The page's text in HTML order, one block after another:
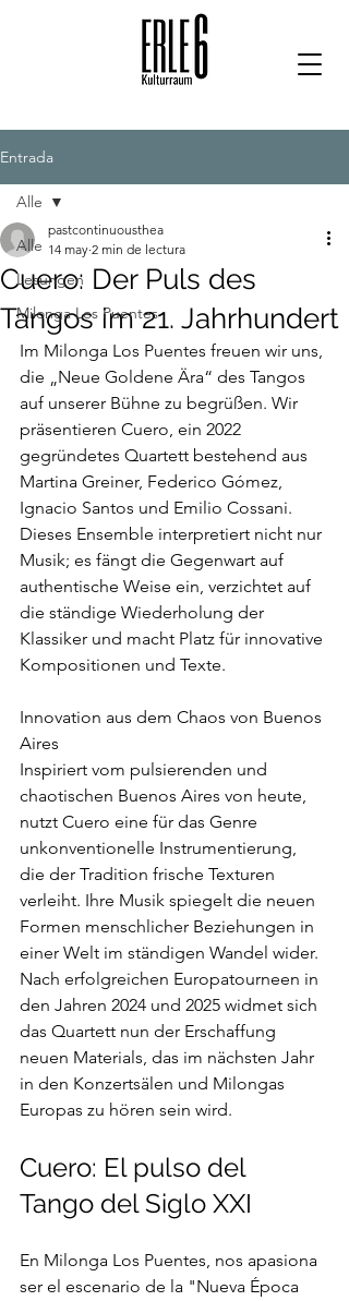
Entrada
Alle
Lesungen
Milonga Los Puentes
Alle
Cuero: Der Puls des
Tangos im 21. Jahrhundert
pastcontinuousthea
14 may 2 min de lectura
Im Milonga Los Puentes freuen wir uns,
die „Neue Goldene Ära“ des Tangos
auf unserer Bühne zu begrüßen. Wir
präsentieren Cuero, ein 2022
gegründetes Quartett bestehend aus
Martina Greiner, Federico Gómez,
Ignacio Santos und Emilio Cossani.
Dieses Ensemble interpretiert nicht nur
Musik; es fängt die Gegenwart auf
authentische Weise ein, verzichtet auf
die ständige Wiederholung der
Klassiker und macht Platz für innovative
Kompositionen und Texte.
Innovation aus dem Chaos von Buenos
Aires
Inspiriert vom pulsierenden und
chaotischen Buenos Aires von heute,
nutzt Cuero eine für das Genre
unkonventionelle Instrumentierung,
die der Tradition frische Texturen
verleiht. Ihre Musik spiegelt die neuen
Formen menschlicher Beziehungen in
einer Welt im ständigen Wandel wider.
Nach erfolgreichen Europatourneen in
den Jahren 2024 und 2025 widmet sich
das Quartett nun der Erschaffung
neuen Materials, das im nächsten Jahr
in den Konzertsälen und Milongas
Europas zu hören sein wird.
Cuero: El pulso del
Tango del Siglo XXI
En Milonga Los Puentes, nos apasiona
ser el escenario de la "Nueva Época